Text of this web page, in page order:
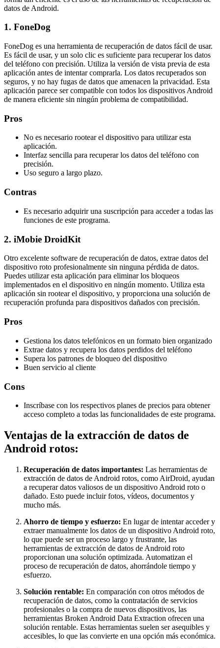
datos de Android.
1. FoneDog
FoneDog es una herramienta de recuperación de datos fácil de usar.
Es fácil de usar, y un solo clic es suficiente para recuperar los datos
del teléfono con precisión. Utiliza la versión de vista previa de esta
aplicación antes de intentar comprarla. Los datos recuperados son
seguros, y no hay fugas de datos que amenacen la privacidad. Esta
aplicación parece ser compatible con todos los dispositivos Android
de manera eficiente sin ningún problema de compatibilidad.
Pros
No es necesario rootear el dispositivo para utilizar esta
aplicación.
Interfaz sencilla para recuperar los datos del teléfono con
precisión.
Uso seguro a largo plazo.
Contras
Es necesario adquirir una suscripción para acceder a todas las
funciones de este programa.
2. iMobie DroidKit
Otro excelente software de recuperación de datos, extrae datos del
dispositivo roto profesionalmente sin ninguna pérdida de datos.
Puedes utilizar esta aplicación para eliminar los bloqueos
implementados en el dispositivo en ningún momento. Utiliza esta
aplicación sin rootear el dispositivo, y proporciona una solución de
recuperación profunda para dispositivos dañados con precisión.
Pros
Gestiona los datos telefónicos en un formato bien organizado
Extrae datos y recupera los datos perdidos del teléfono
Supera los patrones de bloqueo del dispositivo
Buen servicio al cliente
Cons
Inscríbase con los respectivos planes de precios para obtener
acceso completo a todas las funcionalidades de este programa.
Ventajas de la extracción de datos de
Android rotos:
Recuperación de datos importantes: Las herramientas de
extracción de datos de Android rotos, como AirDroid, ayudan
a recuperar datos valiosos de un dispositivo Android roto o
dañado. Esto puede incluir fotos, vídeos, documentos y
mucho más.
Ahorro de tiempo y esfuerzo: En lugar de intentar acceder y
extraer manualmente los datos de un dispositivo Android roto,
lo que puede ser un proceso largo y frustrante, las
herramientas de extracción de datos de Android roto
proporcionan una solución optimizada. Automatizan el
proceso de recuperación de datos, ahorrándole tiempo y
esfuerzo.
Solución rentable: En comparación con otros métodos de
recuperación de datos, como la contratación de servicios
profesionales o la compra de nuevos dispositivos, las
herramientas Broken Android Data Extraction ofrecen una
solución rentable. Estas herramientas suelen ser asequibles y
accesibles, lo que las convierte en una opción más económica.